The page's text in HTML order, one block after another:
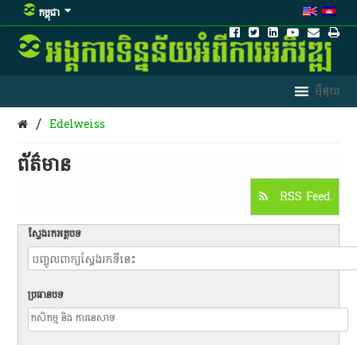
កម្ពុជា
/ Edelweiss
ព័ត៌មាន​
RSS Feed
ស្វែងរកអត្ថបទ
ប្រធានបទ